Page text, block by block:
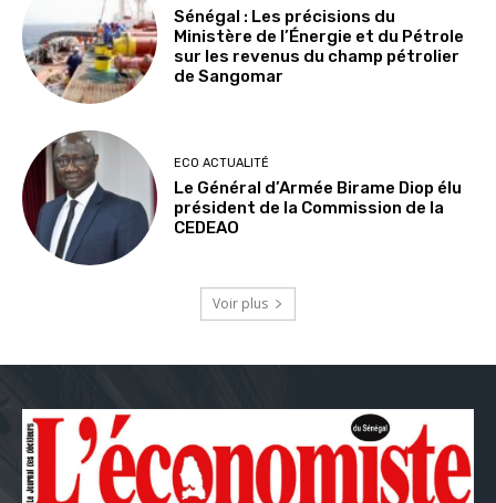
Sénégal : Les précisions du
Ministère de l’Énergie et du Pétrole
sur les revenus du champ pétrolier
de Sangomar
ECO ACTUALITÉ
Le Général d’Armée Birame Diop élu
président de la Commission de la
CEDEAO
Voir plus